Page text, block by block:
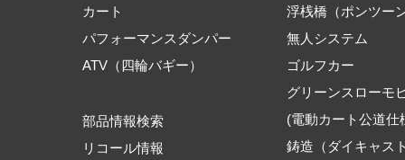
カート
パフォーマンスダンパー
ATV（四輪バギー）
部品情報検索
リコール情報
浮桟橋（ポンツー
無人システム
ゴルフカー
グリーンスローモ
(電動カート公道仕
鋳造（ダイキャス